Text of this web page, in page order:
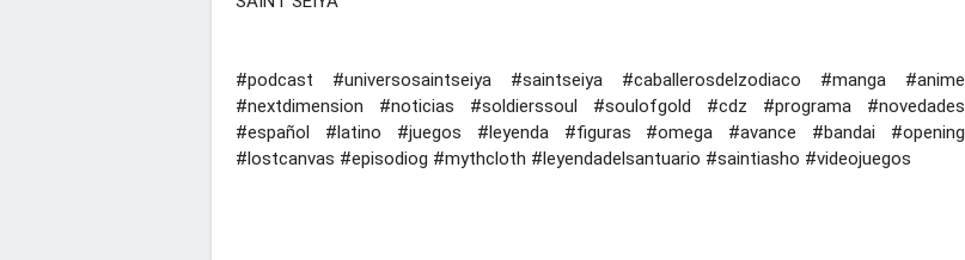
#podcast #universosaintseiya #saintseiya #caballerosdelzodiaco #manga
#anime
#nextdimension
#noticias #soldierssoul #soulofgold #cdz #programa
#novedades
#español
#latino #juegos #leyenda #figuras #omega #avance #bandai
#opening
#lostcanvas #episodiog #mythcloth #leyendadelsantuario #saintiasho #videojuegos